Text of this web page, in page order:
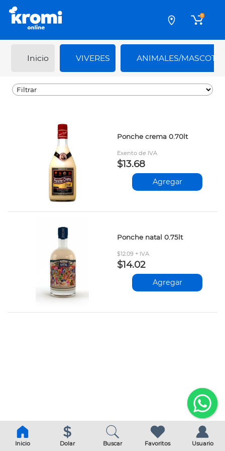
0
Inicio VIVERES ANIMALES/
Ponche crema 0.70lt
Exento de IVA
$13.68
Agregar
Ponche natal 0.75lt
$12.09 + IVA
$14.02
Agregar
Inicio Dolar Buscar Favoritos Usuario